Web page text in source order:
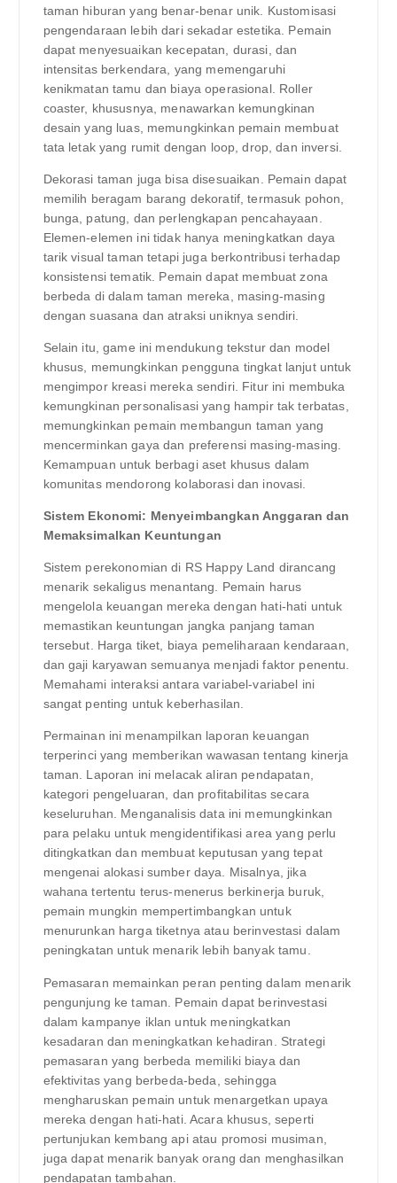
taman hiburan yang benar-benar unik. Kustomisasi
pengendaraan lebih dari sekadar estetika. Pemain
dapat menyesuaikan kecepatan, durasi, dan
intensitas berkendara, yang memengaruhi
kenikmatan tamu dan biaya operasional. Roller
coaster, khususnya, menawarkan kemungkinan
desain yang luas, memungkinkan pemain membuat
tata letak yang rumit dengan loop, drop, dan inversi.
Dekorasi taman juga bisa disesuaikan. Pemain dapat
memilih beragam barang dekoratif, termasuk pohon,
bunga, patung, dan perlengkapan pencahayaan.
Elemen-elemen ini tidak hanya meningkatkan daya
tarik visual taman tetapi juga berkontribusi terhadap
konsistensi tematik. Pemain dapat membuat zona
berbeda di dalam taman mereka, masing-masing
dengan suasana dan atraksi uniknya sendiri.
Selain itu, game ini mendukung tekstur dan model
khusus, memungkinkan pengguna tingkat lanjut untuk
mengimpor kreasi mereka sendiri. Fitur ini membuka
kemungkinan personalisasi yang hampir tak terbatas,
memungkinkan pemain membangun taman yang
mencerminkan gaya dan preferensi masing-masing.
Kemampuan untuk berbagi aset khusus dalam
komunitas mendorong kolaborasi dan inovasi.
Sistem Ekonomi: Menyeimbangkan Anggaran dan
Memaksimalkan Keuntungan
Sistem perekonomian di RS Happy Land dirancang
menarik sekaligus menantang. Pemain harus
mengelola keuangan mereka dengan hati-hati untuk
memastikan keuntungan jangka panjang taman
tersebut. Harga tiket, biaya pemeliharaan kendaraan,
dan gaji karyawan semuanya menjadi faktor penentu.
Memahami interaksi antara variabel-variabel ini
sangat penting untuk keberhasilan.
Permainan ini menampilkan laporan keuangan
terperinci yang memberikan wawasan tentang kinerja
taman. Laporan ini melacak aliran pendapatan,
kategori pengeluaran, dan profitabilitas secara
keseluruhan. Menganalisis data ini memungkinkan
para pelaku untuk mengidentifikasi area yang perlu
ditingkatkan dan membuat keputusan yang tepat
mengenai alokasi sumber daya. Misalnya, jika
wahana tertentu terus-menerus berkinerja buruk,
pemain mungkin mempertimbangkan untuk
menurunkan harga tiketnya atau berinvestasi dalam
peningkatan untuk menarik lebih banyak tamu.
Pemasaran memainkan peran penting dalam menarik
pengunjung ke taman. Pemain dapat berinvestasi
dalam kampanye iklan untuk meningkatkan
kesadaran dan meningkatkan kehadiran. Strategi
pemasaran yang berbeda memiliki biaya dan
efektivitas yang berbeda-beda, sehingga
mengharuskan pemain untuk menargetkan upaya
mereka dengan hati-hati. Acara khusus, seperti
pertunjukan kembang api atau promosi musiman,
juga dapat menarik banyak orang dan menghasilkan
pendapatan tambahan.